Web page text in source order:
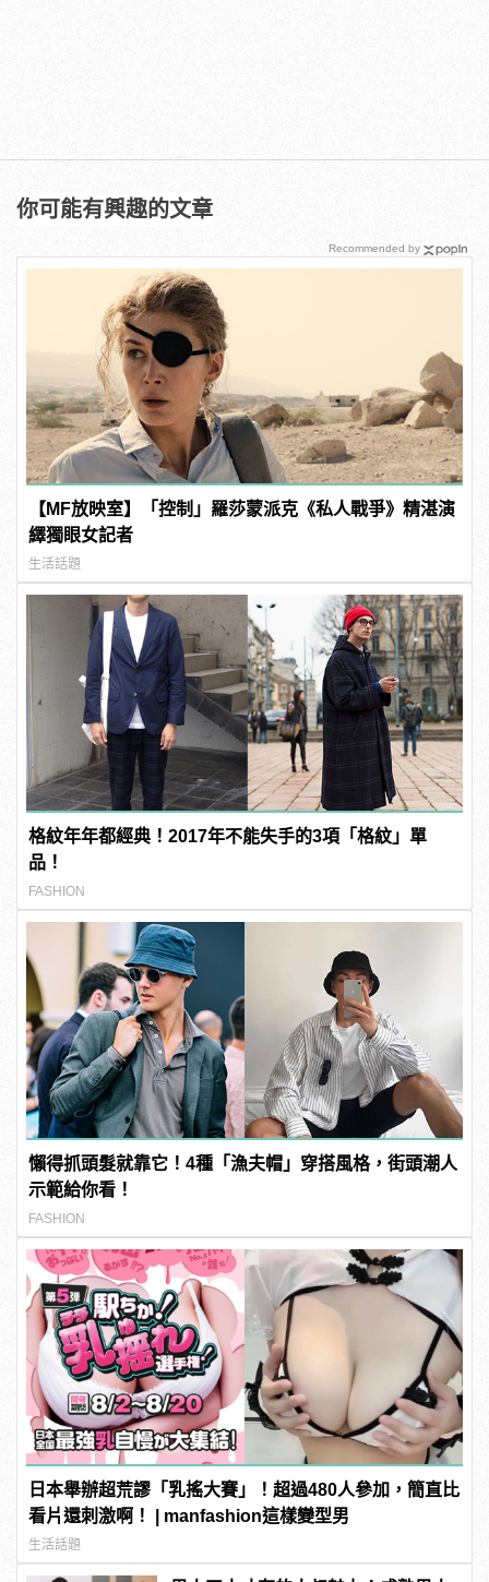
你可能有興趣的文章
【MF放映室】「控制」羅莎蒙派克《私人戰爭》精湛演
繹獨眼女記者
生活話題
格紋年年都經典！2017年不能失手的3項「格紋」單
品！
FASHION
懶得抓頭髮就靠它！4種「漁夫帽」穿搭風格，街頭潮人
示範給你看！
FASHION
日本舉辦超荒謬「乳搖大賽」！超過480人參加，簡直比
看片還刺激啊！ | manfashion這樣變型男
生活話題
Recommended by